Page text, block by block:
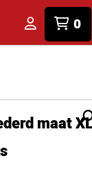
0
maat